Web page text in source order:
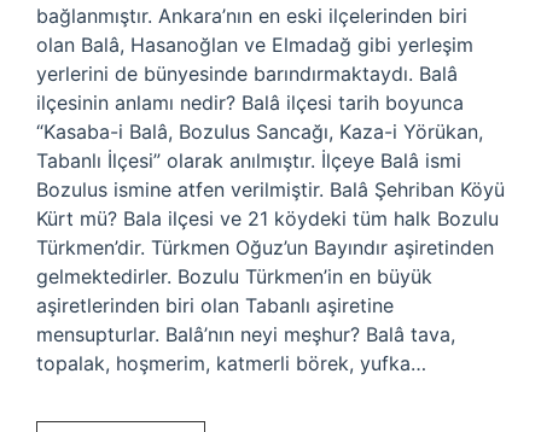
bağlanmıştır. Ankara’nın en eski ilçelerinden biri
olan Balâ, Hasanoğlan ve Elmadağ gibi yerleşim
yerlerini de bünyesinde barındırmaktaydı. Balâ
ilçesinin anlamı nedir? Balâ ilçesi tarih boyunca
“Kasaba-i Balâ, Bozulus Sancağı, Kaza-i Yörükan,
Tabanlı İlçesi” olarak anılmıştır. İlçeye Balâ ismi
Bozulus ismine atfen verilmiştir. Balâ Şehriban Köyü
Kürt mü? Bala ilçesi ve 21 köydeki tüm halk Bozulu
Türkmen’dir. Türkmen Oğuz’un Bayındır aşiretinden
gelmektedirler. Bozulu Türkmen’in en büyük
aşiretlerinden biri olan Tabanlı aşiretine
mensupturlar. Balâ’nın neyi meşhur? Balâ tava,
topalak, hoşmerim, katmerli börek, yufka…